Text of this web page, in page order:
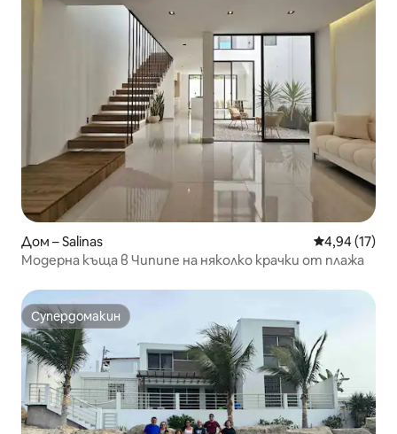
Дом – Salinas Средна
4,94 (17)
Модерна къща в Чипипе на няколко крачки от плажа
Супердомакин
Супердомакин